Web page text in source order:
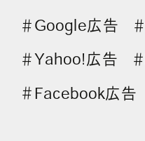
＃ Google広告 ＃
＃ Yahoo!広告 ＃
＃ Facebook広告